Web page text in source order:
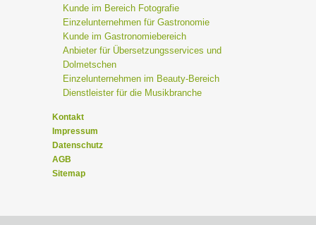
Kunde im Bereich Fotografie
Einzelunternehmen für Gastronomie
Kunde im Gastronomiebereich
Anbieter für Übersetzungsservices und
Dolmetschen
Einzelunternehmen im Beauty-Bereich
Dienstleister für die Musikbranche
Kontakt
Impressum
Datenschutz
AGB
Sitemap